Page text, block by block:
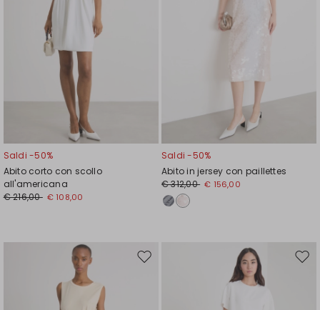
Saldi -50%
Abito corto con scollo
all'americana
€ 216,00 € 108,00
Saldi -50%
Abito in jersey con paillettes
€ 312,00 € 156,00
Sposta